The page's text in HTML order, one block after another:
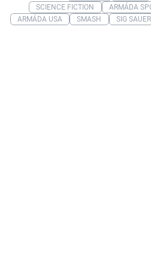
SCIENCE FICTION
ARMÁDA
ARMÁDA USA
SMASH SIG SAUER